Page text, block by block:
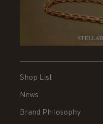
Shop List
News
Brand Philosophy